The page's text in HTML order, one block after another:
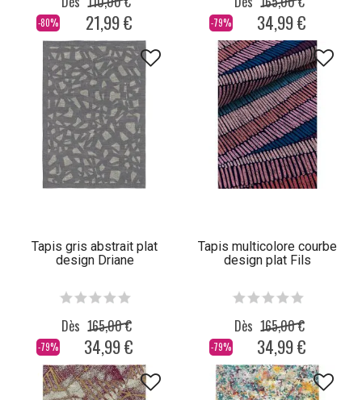
-80% 21,99 € -79% 34,99 €
Tapis gris abstrait plat
design Driane
-79%
Dès 165,00 €
34,99 €
Tapis multicolore courbe
design plat Fils
-79%
Dès 165,00 €
34,99 €